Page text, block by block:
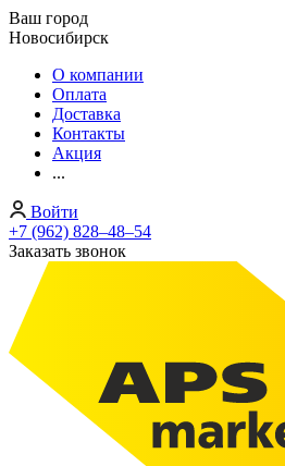
Ваш город
Новосибирск
О компании
Оплата
Доставка
Контакты
Акция
...
Войти
+7 (962) 828‒48‒54
Заказать звонок